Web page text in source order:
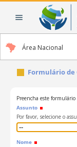
Área Nacional
Formulário
Preencha este
Assunto
Por favor, selecione o
Nome